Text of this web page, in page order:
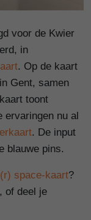
voor de Kwier
in
. Op de kaart
Gent, samen
toont
nu al
. De input
blauwe pins.
space-kaart?
of deel je